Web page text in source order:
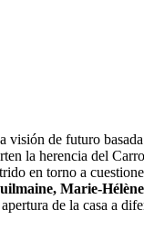
visión de futuro
la herencia del
en torno a
Marie-
de la casa a